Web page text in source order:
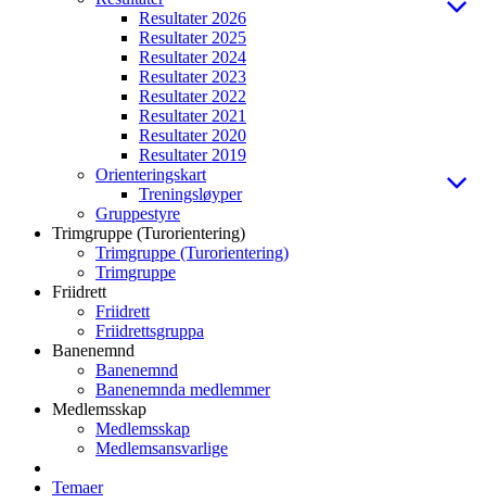
Resultater 2026
Resultater 2025
Resultater 2024
Resultater 2023
Resultater 2022
Resultater 2021
Resultater 2020
Resultater 2019
Orienteringskart
Treningsløyper
Gruppestyre
Trimgruppe (Turorientering)
Trimgruppe (Turorientering)
Trimgruppe
Friidrett
Friidrett
Friidrettsgruppa
Banenemnd
Banenemnd
Banenemnda medlemmer
Medlemsskap
Medlemsskap
Medlemsansvarlige
Temaer